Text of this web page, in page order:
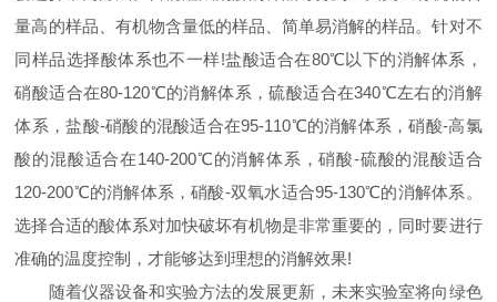
量高的样品、有机物含量低的样品、简单易消解的样品。针对不
同样品选择酸体系也不一样!盐酸适合在80℃以下的消解体系，
硝酸适合在80-120℃的消解体系，硫酸适合在340℃左右的消解
体系，盐酸-硝酸的混酸适合在95-110℃的消解体系，硝酸-高氯
酸的混酸适合在140-200℃的消解体系，硝酸-硫酸的混酸适合
120-200℃的消解体系，硝酸-双氧水适合95-130℃的消解体系。
选择合适的酸体系对加快破坏有机物是非常重要的，同时要进行
准确的温度控制，才能够达到理想的消解效果!
随着仪器设备和实验方法的发展更新，未来实验室将向绿色